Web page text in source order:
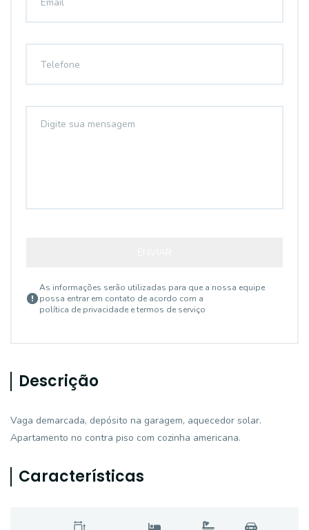
As informações serão utilizadas para que a nossa equipe
possa entrar em contato de acordo com a
política de privacidade e termos de serviço
Descrição
Vaga demarcada, depósito na garagem, aquecedor solar.
Apartamento no contra piso com cozinha americana.
Características